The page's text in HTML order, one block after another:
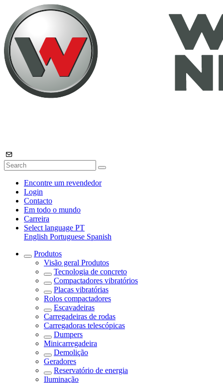
Encontre um revendedor
Login
Contacto
Em todo o mundo
Carreira
Select language PT
English Portuguese Spanish
Produtos
Visão geral Produtos
Tecnologia de concreto
Compactadores vibratórios
Placas vibratórias
Rolos compactadores
Escavadeiras
Carregadeiras de rodas
Carregadoras telescópicas
Dumpers
Minicarregadeira
Demolição
Geradores
Reservatório de energia
Iluminação